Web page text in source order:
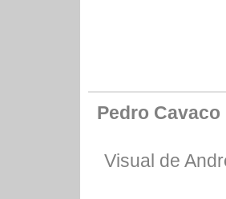
Pedro
Visual de